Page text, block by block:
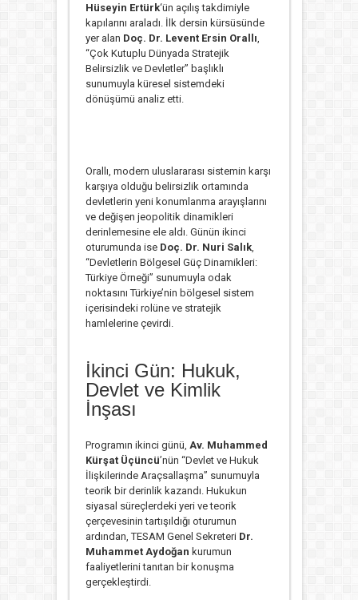
Hüseyin Ertürk‘ün açılış takdimiyle
kapılarını araladı. İlk dersin kürsüsünde
yer alan Doç. Dr. Levent Ersin Orallı
“Çok Kutuplu Dünyada Stratejik
Belirsizlik ve Devletler” başlıklı
sunumuyla küresel sistemdeki
dönüşümü analiz etti.
Orallı, modern uluslararası sistemin karşı
karşıya olduğu belirsizlik ortamında
devletlerin yeni konumlanma arayışlarını
ve değişen jeopolitik dinamikleri
derinlemesine ele aldı. Günün ikinci
oturumunda ise Doç. Dr. Nuri Salık,
“Devletlerin Bölgesel Güç Dinamikleri:
Türkiye Örneği” sunumuyla odak
noktasını Türkiye’nin bölgesel sistem
içerisindeki rolüne ve stratejik
hamlelerine çevirdi.
İkinci Gün: Hukuk,
Devlet ve Kimlik
İnşası
Programın ikinci günü, Av. Muhammed
Kürşat Üçüncü’nün “Devlet ve Hukuk
İlişkilerinde Araçsallaşma” sunumuyla
teorik bir derinlik kazandı. Hukukun
siyasal süreçlerdeki yeri ve teorik
çerçevesinin tartışıldığı oturumun
ardından, TESAM Genel Sekreteri Dr.
Muhammet Aydoğan kurumun
faaliyetlerini tanıtan bir konuşma
gerçekleştirdi.